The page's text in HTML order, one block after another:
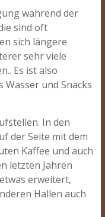
während der
sind oft
sich längere
sehr viele
Es ist also
und Snacks
In den
der Seite mit dem
Kaffee und auch
letzten Jahren
erweitert,
Hallen auch